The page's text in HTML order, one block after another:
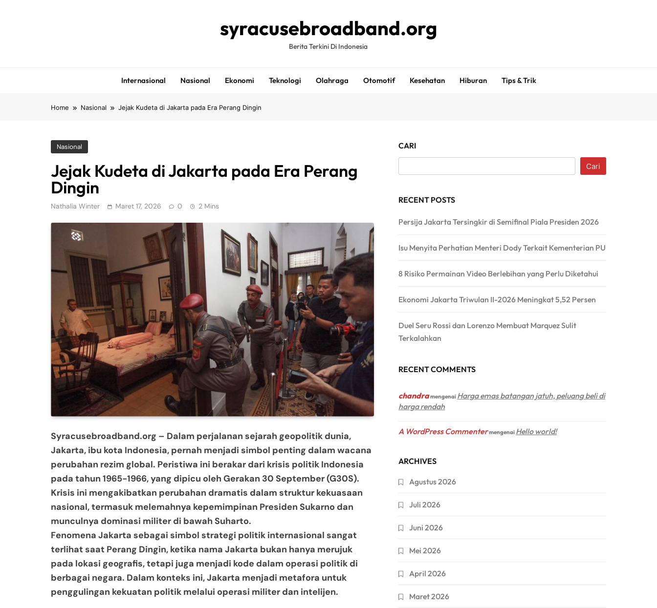
syracusebroadband.org
Berita Terkini Di Indonesia
Internasional Nasional Ekonomi Teknologi Olahraga Otomotif Kesehatan Hiburan Tips & Trik
Home Nasional Jejak Kudeta di Jakarta pada Era Perang Dingin
Nasional
Jejak Kudeta di Jakarta pada Era Perang
Dingin
Nathalia Winter Maret 17, 2026 0 2 Mins
Syracusebroadband.org – Dalam perjalanan sejarah geopolitik dunia,
Jakarta, ibu kota Indonesia, pernah menjadi simbol penting dalam wacana
perubahan rezim global. Peristiwa ini berakar dari krisis politik Indonesia
pada tahun 1965-1966, yang dipicu oleh Gerakan 30 September (G30S).
Krisis ini mengakibatkan perubahan dramatis dalam struktur kekuasaan
nasional, termasuk melemahnya kepemimpinan Presiden Sukarno dan
munculnya dominasi militer di bawah Suharto.
Fenomena Jakarta sebagai simbol strategi politik internasional sangat
terlihat saat Perang Dingin, ketika nama Jakarta bukan hanya merujuk
pada lokasi geografis, tetapi juga menjadi kode dalam operasi politik di
berbagai negara. Dalam konteks ini, Jakarta menjadi metafora untuk
penggulingan kekuatan politik melalui operasi militer dan intelijen.
CARI
Cari
RECENT POSTS
Persija Jakarta Tersingkir di Semifinal Piala Presiden 2026
Isu Menyita Perhatian Menteri Dody Terkait Kementerian PU
8 Risiko Permainan Video Berlebihan yang Perlu Diketahui
Ekonomi Jakarta Triwulan II-2026 Meningkat 5,52 Persen
Duel Seru Rossi dan Lorenzo Membuat Marquez Sulit
Terkalahkan
RECENT COMMENTS
chandramengenai Harga emas batangan jatuh, peluang beli di
harga rendah
A WordPress Commentermengenai Hello world!
ARCHIVES
Agustus 2026
Juli 2026
Juni 2026
Mei 2026
April 2026
Maret 2026